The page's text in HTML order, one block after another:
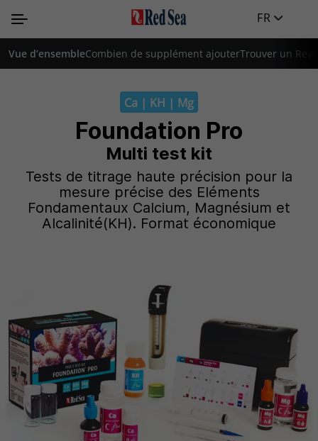
FR
Vue d’ensembleCombien de supplément ajouterTrouver un
Ca | KH | Mg
Foundation Pro
Multi test kit
Tests de titrage haute précision pour la
mesure précise des Eléments
Fondamentaux Calcium, Magnésium et
Alcalinité(KH). Format économique